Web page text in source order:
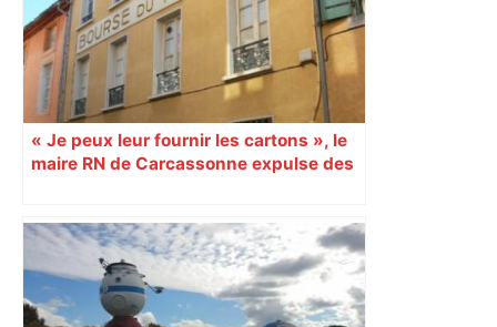
« Je peux leur fournir les cartons », le
maire RN de Carcassonne expulse des